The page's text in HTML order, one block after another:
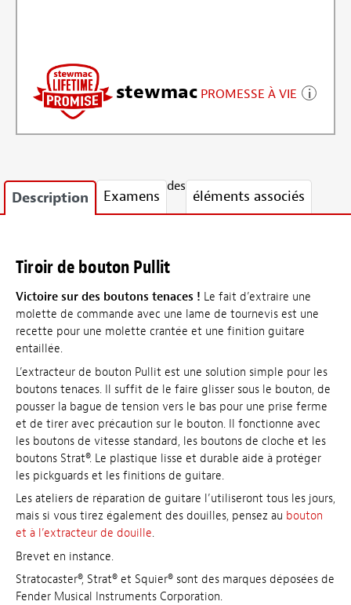
stewmac PROMESSE À VIE
Description Examens
des
éléments associés
Tiroir de bouton Pullit
Victoire sur des boutons tenaces ! Le fait d’extraire une
molette de commande avec une lame de tournevis est une
recette pour une molette crantée et une finition guitare
entaillée.
L’extracteur de bouton Pullit est une solution simple pour les
boutons tenaces. Il suffit de le faire glisser sous le bouton, de
pousser la bague de tension vers le bas pour une prise ferme
et de tirer avec précaution sur le bouton. Il fonctionne avec
les boutons de vitesse standard, les boutons de cloche et les
boutons Strat®. Le plastique lisse et durable aide à protéger
les pickguards et les finitions de guitare.
Les ateliers de réparation de guitare l’utiliseront tous les jours,
mais si vous tirez également des douilles, pensez au bouton
et à l’extracteur de douille.
Brevet en instance.
Stratocaster®, Strat® et Squier® sont des marques déposées de
Fender Musical Instruments Corporation.